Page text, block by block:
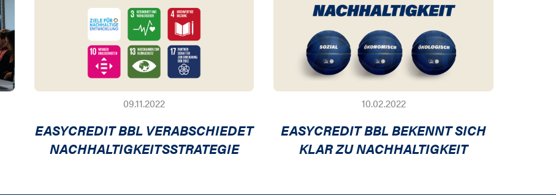
09.11.2022
EASYCREDIT BBL VERABSCHIEDET
NACHHALTIGKEITSSTRATEGIE
10.02.2022
EASYCREDIT BBL BEKENNT SICH
KLAR ZU NACHHALTIGKEIT